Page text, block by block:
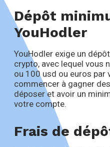
Dépôt
YouHodler
YouHodler exige un
crypto, avec lequel vous
ou 100 usd ou euros par
commencer à gagner
déposer et avoir un
votre compte.
Frais de